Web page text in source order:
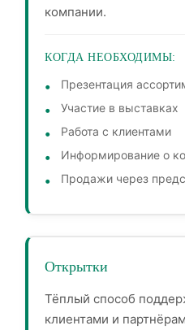
компании.
КОГДА НЕОБХОДИМЫ:
Презентация
Участие в выставках
Работа с клиентами
Информирование о
Продажи через
Открытки
Тёплый способ
клиентами и